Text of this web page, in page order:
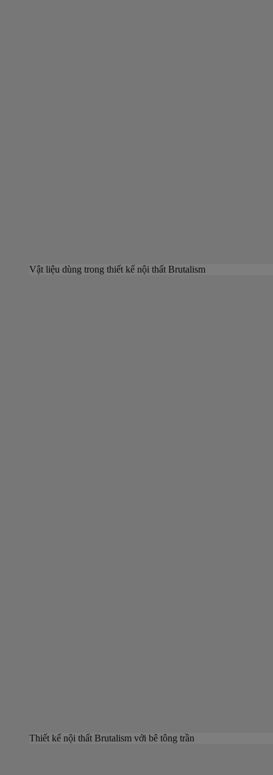
Vật liệu dùng trong thiết kế nội thất Brutalism
Thiết kế nội thất Brutalism với bê tông trần